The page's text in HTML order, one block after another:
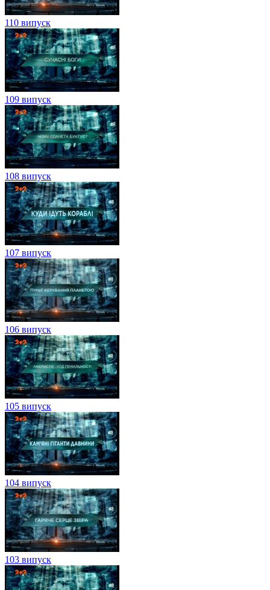
110 випуск
109 випуск
108 випуск
107 випуск
106 випуск
105 випуск
104 випуск
103 випуск